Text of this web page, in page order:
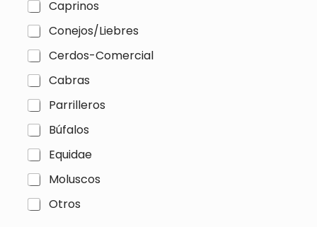
n
(
c
p
i
a
)
s
i
l
l
a
s
d
e
v
e
r
i
i
c
a
Caprinos
Conejos/Liebres
Cerdos-Comercial
Cabras
Parrilleros
Búfalos
Equidae
Moluscos
Otros